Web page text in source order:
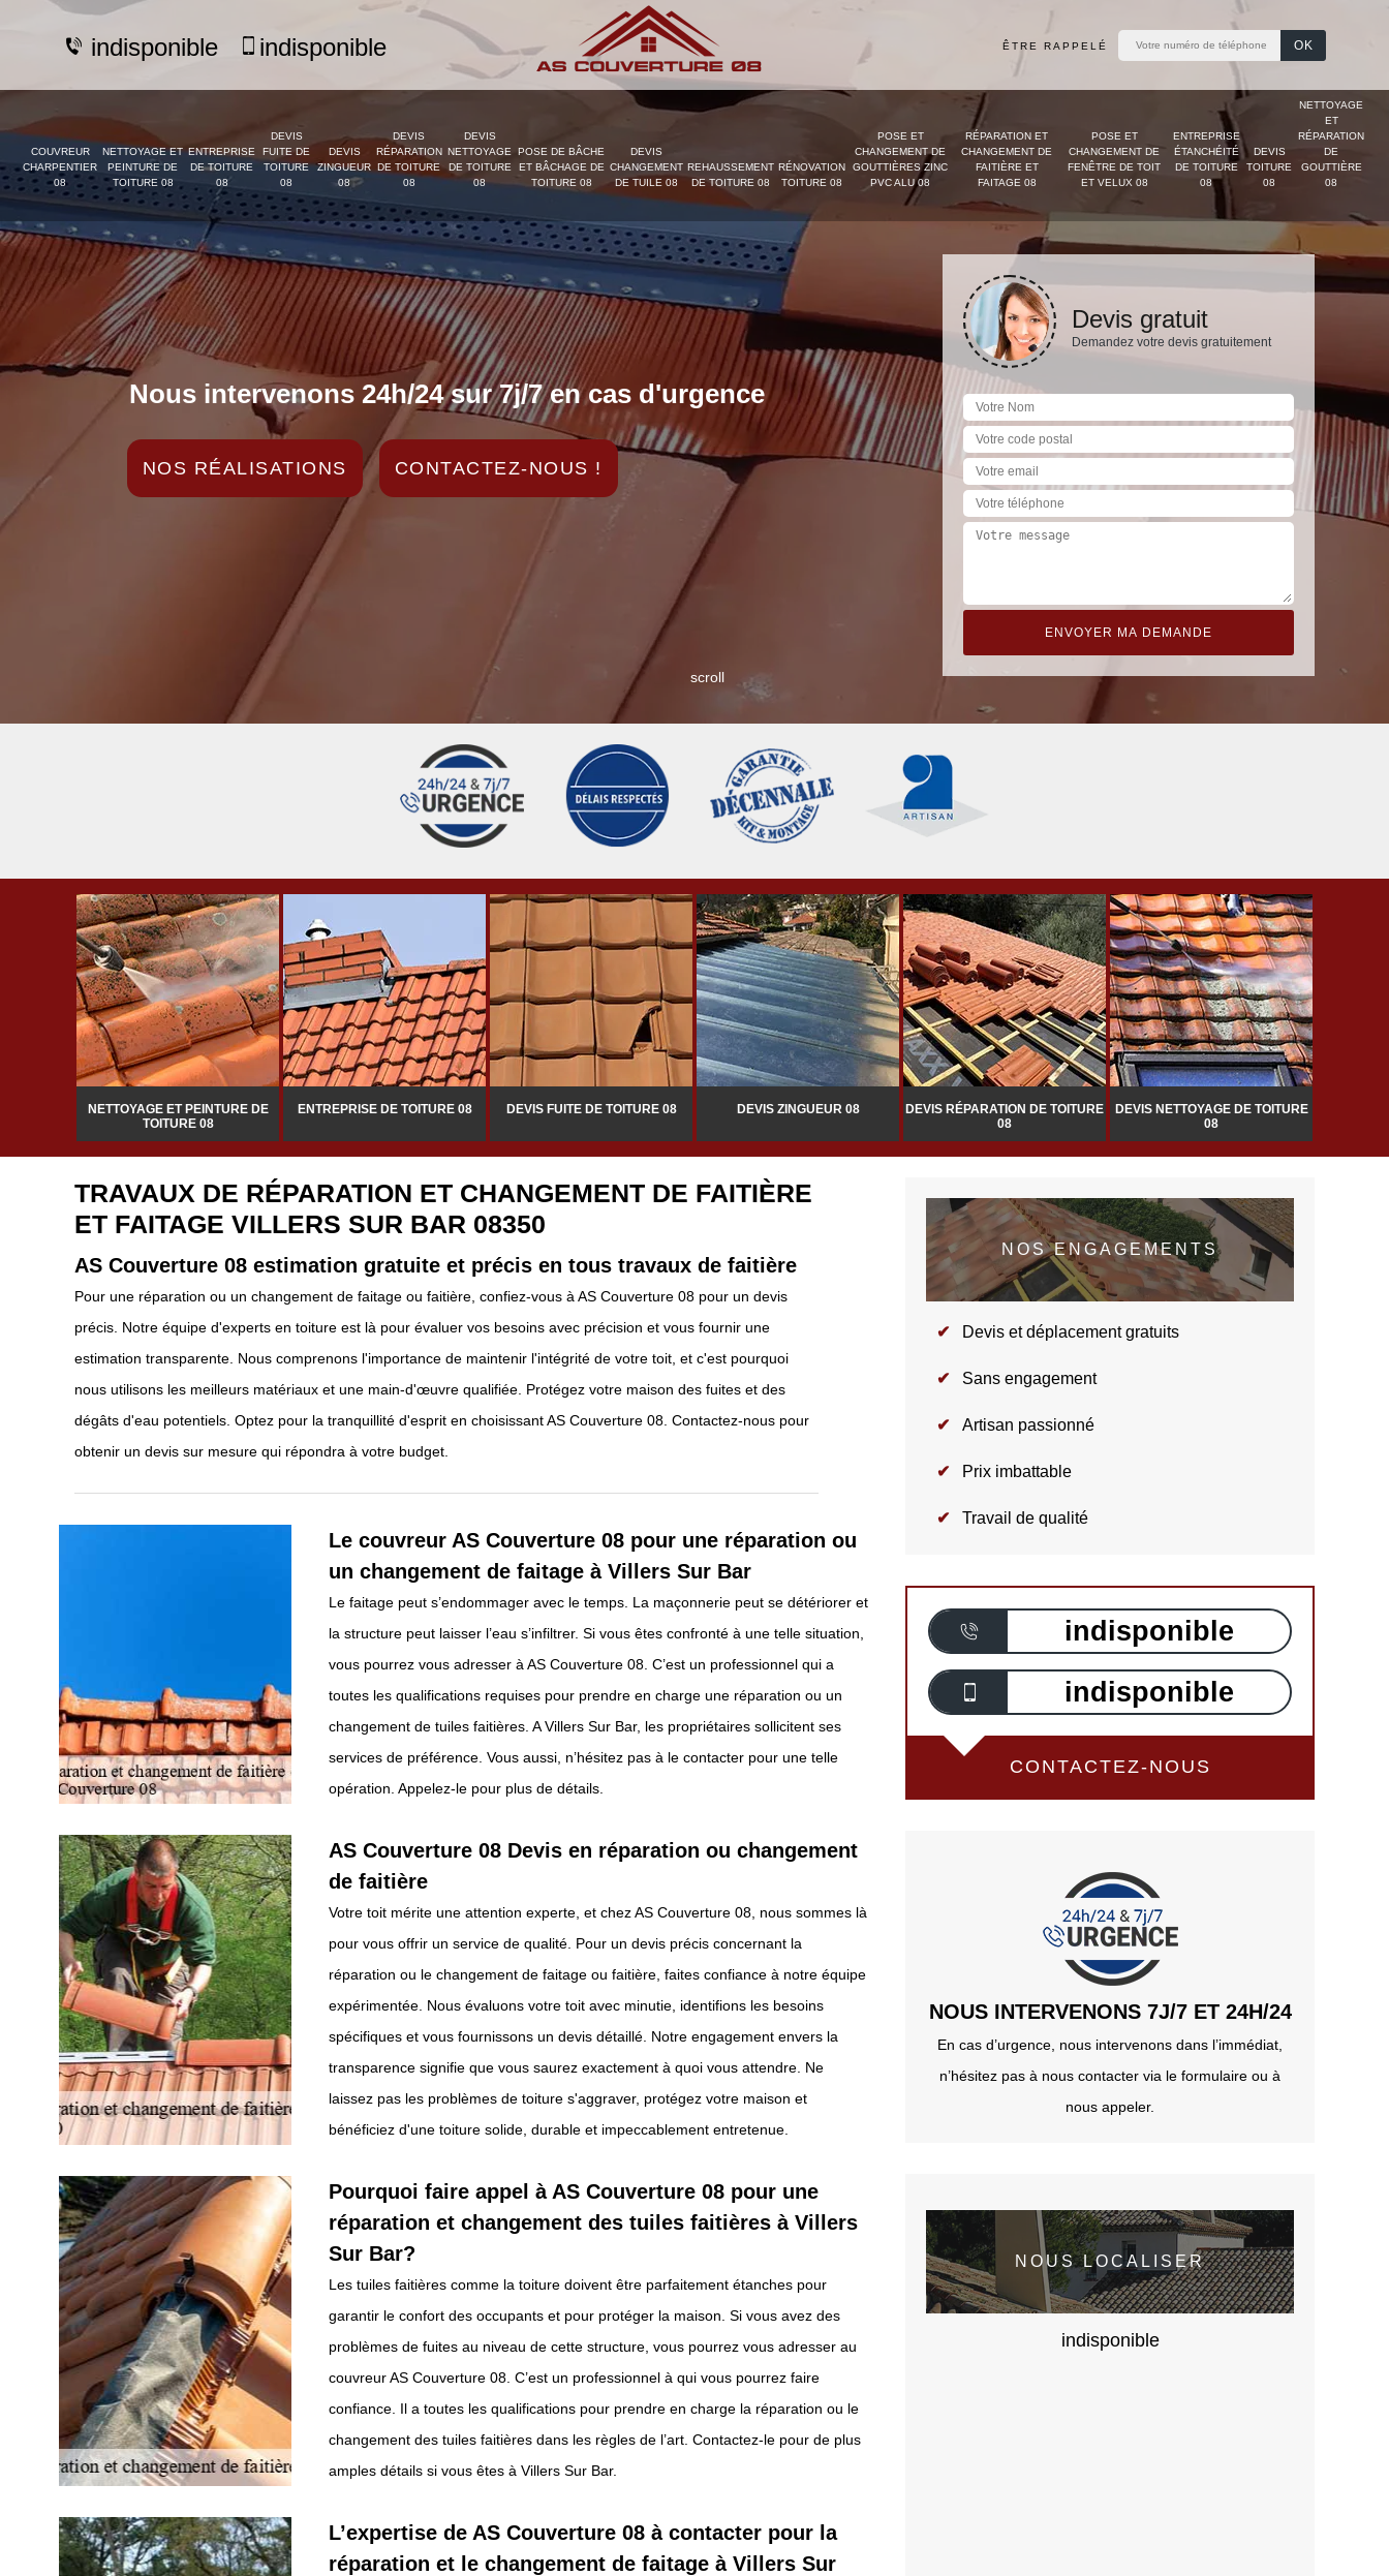
indisponible indisponible ÊTRE RAPPELÉ
COUVREUR
CHARPENTIER
08
NETTOYAGE ET
PEINTURE DE
TOITURE 08
ENTREPRISE
DE TOITURE
08
DEVIS
FUITE DE
TOITURE
08
DEVIS
ZINGUEUR
08
DEVIS
RÉPARATION
DE TOITURE
08
DEVIS
NETTOYAGE
DE TOITURE
08
POSE DE BÂCHE
ET BÂCHAGE DE
TOITURE 08
DEVIS
CHANGEMENT
DE TUILE 08
REHAUSSEMENT
DE TOITURE 08
RÉNOVATION
TOITURE 08
POSE ET
CHANGEMENT DE
GOUTTIÈRES ZINC
PVC ALU 08
RÉPARATION ET
CHANGEMENT DE
FAITIÈRE ET
FAITAGE 08
POSE ET
CHANGEMENT DE
FENÊTRE DE TOIT
ET VELUX 08
ENTREPRISE
ÉTANCHÉITÉ
DE TOITURE
08
DEVIS
TOITURE
08
NETTOYAGE
ET
RÉPARATION
DE
GOUTTIÈRE
08
scroll
Nous intervenons 24h/24 sur 7j/7 en cas d'urgence
NOS RÉALISATIONS CONTACTEZ-NOUS !
Devis gratuit
Demandez votre devis gratuitement
NETTOYAGE ET PEINTURE DE
TOITURE 08
ENTREPRISE DE TOITURE 08 DEVIS FUITE DE TOITURE 08 DEVIS ZINGUEUR 08
DEVIS RÉPARATION DE TOITURE
08
DEVIS NETTOYAGE DE TOITURE
08
TRAVAUX DE RÉPARATION ET CHANGEMENT DE FAITIÈRE
ET FAITAGE VILLERS SUR BAR 08350
AS Couverture 08 estimation gratuite et précis en tous travaux de faitière
Pour une réparation ou un changement de faitage ou faitière, confiez-vous à AS Couverture 08 pour un devis
précis. Notre équipe d'experts en toiture est là pour évaluer vos besoins avec précision et vous fournir une
estimation transparente. Nous comprenons l'importance de maintenir l'intégrité de votre toit, et c'est pourquoi
nous utilisons les meilleurs matériaux et une main-d'œuvre qualifiée. Protégez votre maison des fuites et des
dégâts d'eau potentiels. Optez pour la tranquillité d'esprit en choisissant AS Couverture 08. Contactez-nous pour
obtenir un devis sur mesure qui répondra à votre budget.
Le couvreur AS Couverture 08 pour une réparation ou
un changement de faitage à Villers Sur Bar
Le faitage peut s’endommager avec le temps. La maçonnerie peut se détériorer et
la structure peut laisser l’eau s’infiltrer. Si vous êtes confronté à une telle situation,
vous pourrez vous adresser à AS Couverture 08. C’est un professionnel qui a
toutes les qualifications requises pour prendre en charge une réparation ou un
changement de tuiles faitières. A Villers Sur Bar, les propriétaires sollicitent ses
services de préférence. Vous aussi, n’hésitez pas à le contacter pour une telle
opération. Appelez-le pour plus de détails.
AS Couverture 08 Devis en réparation ou changement
de faitière
Votre toit mérite une attention experte, et chez AS Couverture 08, nous sommes là
pour vous offrir un service de qualité. Pour un devis précis concernant la
réparation ou le changement de faitage ou faitière, faites confiance à notre équipe
expérimentée. Nous évaluons votre toit avec minutie, identifions les besoins
spécifiques et vous fournissons un devis détaillé. Notre engagement envers la
transparence signifie que vous saurez exactement à quoi vous attendre. Ne
laissez pas les problèmes de toiture s'aggraver, protégez votre maison et
bénéficiez d'une toiture solide, durable et impeccablement entretenue.
Pourquoi faire appel à AS Couverture 08 pour une
réparation et changement des tuiles faitières à Villers
Sur Bar?
Les tuiles faitières comme la toiture doivent être parfaitement étanches pour
garantir le confort des occupants et pour protéger la maison. Si vous avez des
problèmes de fuites au niveau de cette structure, vous pourrez vous adresser au
couvreur AS Couverture 08. C’est un professionnel à qui vous pourrez faire
confiance. Il a toutes les qualifications pour prendre en charge la réparation ou le
changement des tuiles faitières dans les règles de l’art. Contactez-le pour de plus
amples détails si vous êtes à Villers Sur Bar.
L’expertise de AS Couverture 08 à contacter pour la
réparation et le changement de faitage à Villers Sur
NOS ENGAGEMENTS
Devis et déplacement gratuits
Sans engagement
Artisan passionné
Prix imbattable
Travail de qualité
indisponible
indisponible
CONTACTEZ-NOUS
NOUS INTERVENONS 7J/7 ET 24H/24
En cas d’urgence, nous intervenons dans l’immédiat,
n’hésitez pas à nous contacter via le formulaire ou à
nous appeler.
NOUS LOCALISER
indisponible